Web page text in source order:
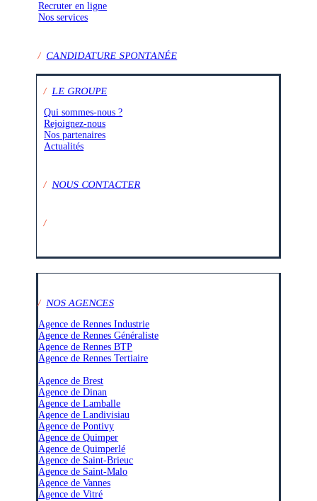
Recruter en ligne
Nos services
/ CANDIDATURE SPONTANÉE
/ LE GROUPE
Qui sommes-nous ?
Rejoignez-nous
Nos partenaires
Actualités
/NOUS CONTACTER
/
/ NOS AGENCES
Agence de Rennes Industrie
Agence de Rennes Généraliste
Agence de Rennes BTP
Agence de Rennes Tertiaire
Agence de Brest
Agence de Dinan
Agence de Lamballe
Agence de Landivisiau
Agence de Pontivy
Agence de Quimper
Agence de Quimperlé
Agence de Saint-Brieuc
Agence de Saint-Malo
Agence de Vannes
Agence de Vitré